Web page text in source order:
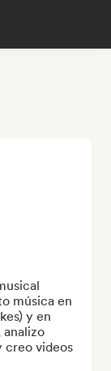
música en
y en
analizo
creo videos